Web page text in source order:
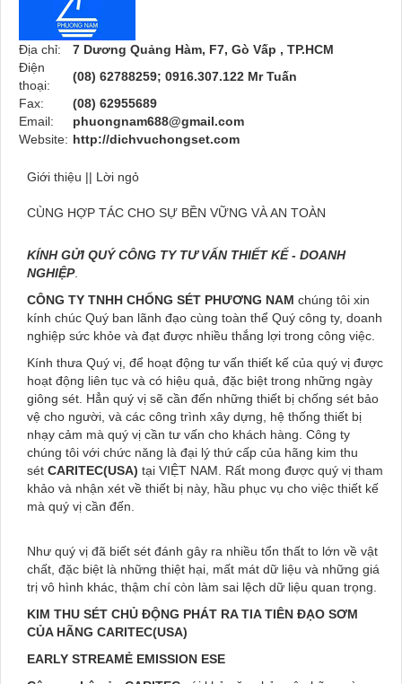
Địa chỉ:
7 Dương Quảng Hàm, F7, Gò Vấp , TP.HCM
Điện
thoại:
(08) 62788259; 0916.307.122 Mr Tuấn
Fax:
(08) 62955689
Email:
phuongnam688@gmail.com
Website: http://dichvuchongset.com
Giới thiệu || Lời ngỏ
CÙNG HỢP TÁC CHO SỰ BỀN VỮNG VÀ AN TOÀN
KÍNH GỬI QUÝ CÔNG TY TƯ VẤN THIẾT KẾ - DOANH
NGHIỆP.
CÔNG TY TNHH CHỐNG SÉT PHƯƠNG NAM chúng tôi xin
kính chúc Quý ban lãnh đạo cùng toàn thể Quý công ty, doanh
nghiệp sức khỏe và đạt được nhiều thắng lợi trong công việc.
Kính thưa Quý vị, để hoạt động tư vấn thiết kế của quý vị được
hoạt động liên tục và có hiệu quả, đặc biệt trong những ngày
giông sét. Hẳn quý vị sẽ cần đến những thiết bị chống sét bảo
vệ cho người, và các công trình xây dựng, hệ thống thiết bị
nhạy cảm mà quý vị cần tư vấn cho khách hàng. Công ty
chúng tôi với chức năng là đại lý thứ cấp của hãng kim thu
sét CARITEC(USA) tại VIỆT NAM. Rất mong được quý vị tham
khảo và nhận xét về thiết bị này, hầu phục vụ cho việc thiết kế
mà quý vị cần đến.
Như quý vị đã biết sét đánh gây ra nhiều tổn thất to lớn về vật
chất, đặc biệt là những thiệt hại, mất mát dữ liệu và những giá
trị vô hình khác, thậm chí còn làm sai lệch dữ liệu quan trọng.
KIM THU SÉT CHỦ ĐỘNG PHÁT RA TIA TIÊN ĐẠO SƠM
CỦA HÃNG CARITEC(USA)
EARLY STREAMẺ EMISSION ESE